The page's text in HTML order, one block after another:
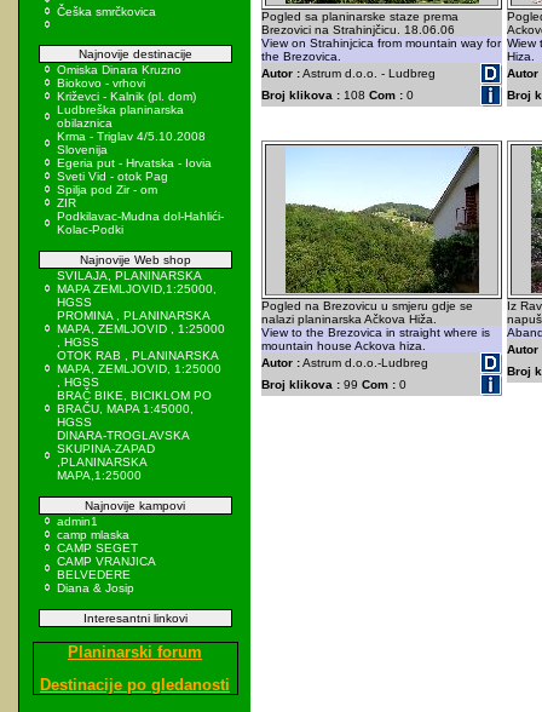
Češka smrčkovica
Najnovije destinacije
Omiska Dinara Kruzno
Biokovo - vrhovi
Križevci - Kalnik (pl. dom)
Ludbreška planinarska
obilaznica
Krma - Triglav 4/5.10.2008
Slovenija
Egeria put - Hrvatska - Iovia
Sveti Vid - otok Pag
Spilja pod Zir - om
ZIR
Podkilavac-Mudna dol-Hahlići-
Kolac-Podki
Najnovije Web shop
SVILAJA, PLANINARSKA
MAPA ZEMLJOVID,1:25000,
HGSS
PROMINA , PLANINARSKA
MAPA, ZEMLJOVID , 1:25000
, HGSS
OTOK RAB , PLANINARSKA
MAPA, ZEMLJOVID, 1:25000
, HGSS
BRAČ BIKE, BICIKLOM PO
BRAČU, MAPA 1:45000,
HGSS
DINARA-TROGLAVSKA
SKUPINA-ZAPAD
,PLANINARSKA
MAPA,1:25000
Najnovije kampovi
admin1
camp mlaska
CAMP SEGET
CAMP VRANJICA
BELVEDERE
Diana & Josip
Interesantni linkovi
Planinarski forum
Destinacije po gledanosti
Pogled sa planinarske staze prema
Brezovici na Strahinjčicu. 18.06.06
View on Strahinjcica from mountain way for
the Brezovica.
Autor :Astrum d.o.o. - Ludbreg
Broj klikova : 108 Com : 0
Wiew
Hiza.
Autor
Broj
Pogled na Brezovicu u smjeru gdje se
nalazi planinarska Ačkova Hiža.
View to the Brezovica in straight where is
mountain house Ackova hiza.
Autor :Astrum d.o.o.-Ludbreg
Broj klikova : 99 Com : 0
Iz
Autor
Broj